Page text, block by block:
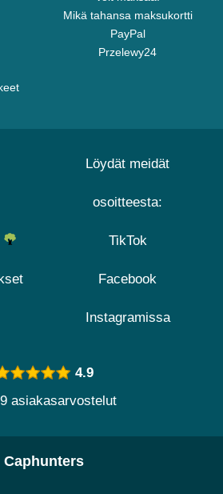
Mikä tahansa maksukortti
PayPal
Przelewy24
Löydät meidät
osoitteesta:
TikTok
Facebook
Instagramissa
4.9
asiakasarvostelut
Caphunters